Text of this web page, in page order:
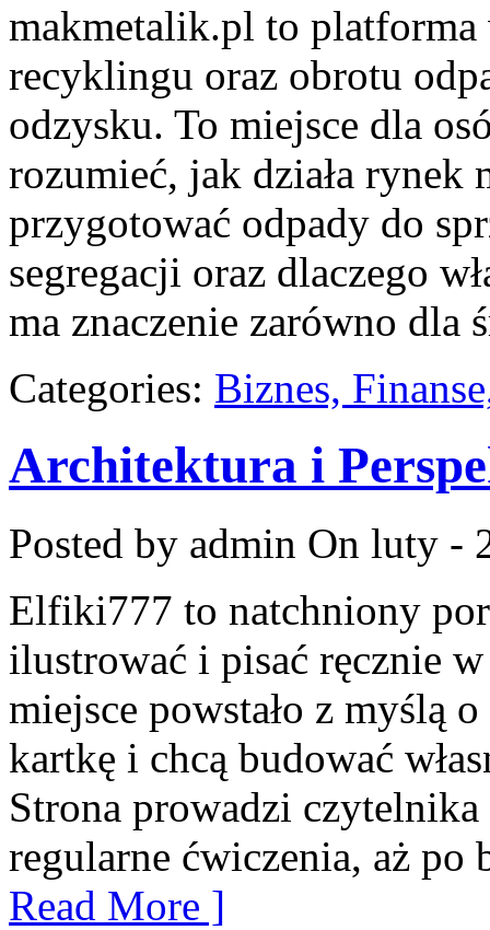
makmetalik.pl to
recyklingu oraz obrotu
odzysku. To miejsce dla
rozumieć, jak działa rynek
przygotować odpady do
segregacji oraz dlaczego
ma znaczenie zarówno dla
Categories: Biznes,
Architektura i
Posted by admin On luty -
Elfiki777 to natchniony
ilustrować i pisać ręcznie
miejsce powstało z myślą
kartkę i chcą budować
Strona prowadzi
regularne ćwiczenia, aż po
Read More ]